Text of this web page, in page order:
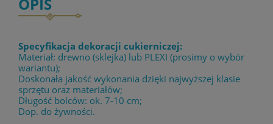
Specyfikacja dekoracji cukierniczej:
Materiał: drewno (sklejka) lub PLEXI (prosimy o wybór
wariantu);
Doskonała jakość wykonania dzięki najwyższej klasie
sprzętu oraz materiałów;
Długość bolców: ok. 7-10 cm;
Dop. do żywności.